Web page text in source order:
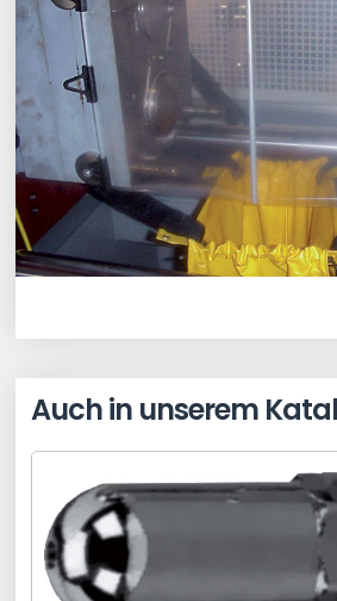
Auch in unserem